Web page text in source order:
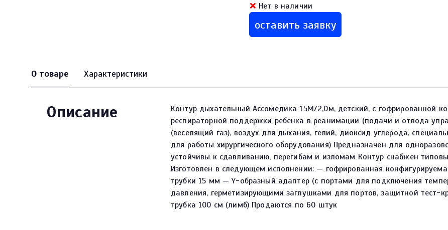
Нет в наличии
оставить заявку
О товаре Характеристики
Описание
Контур дыхательный Ассомедика 15М/2,0м, детский, с гофрированной
респираторной поддержки ребенка в реанимации (подачи и отвода
(веселящий газ), воздух для дыхания, гелий, диоксид углерода,
для работы хирургического оборудования) Предназначен для
устойчивы к сдавливанию, перегибам и изломам Контур снабжен
Изготовлен в следующем исполнении: — гофрированная
трубки 15 мм — Y-образный адаптер (с портами для подключения
давления, герметизирующими заглушками для портов, защитной
трубка 100 см (лимб) Продаются по 60 штук